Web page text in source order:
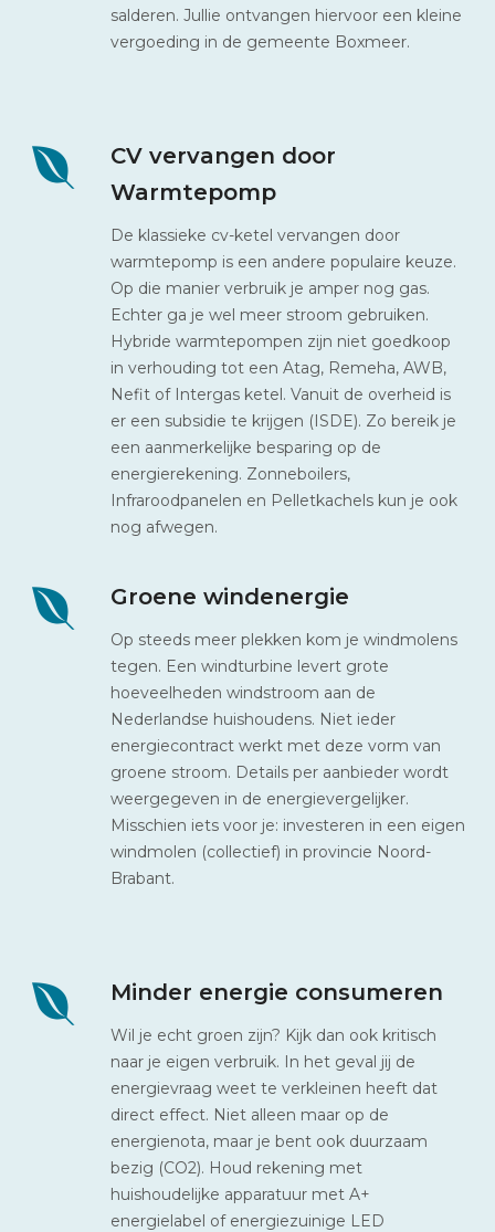
salderen. Jullie ontvangen hiervoor een kleine
vergoeding in de gemeente Boxmeer.
CV vervangen door
Warmtepomp
De klassieke cv-ketel vervangen door
warmtepomp is een andere populaire keuze.
Op die manier verbruik je amper nog gas.
Echter ga je wel meer stroom gebruiken.
Hybride warmtepompen zijn niet goedkoop
in verhouding tot een Atag, Remeha, AWB,
Nefit of Intergas ketel. Vanuit de overheid is
er een subsidie te krijgen (ISDE). Zo bereik je
een aanmerkelijke besparing op de
energierekening. Zonneboilers,
Infraroodpanelen en Pelletkachels kun je ook
nog afwegen.
Groene windenergie
Op steeds meer plekken kom je windmolens
tegen. Een windturbine levert grote
hoeveelheden windstroom aan de
Nederlandse huishoudens. Niet ieder
energiecontract werkt met deze vorm van
groene stroom. Details per aanbieder wordt
weergegeven in de energievergelijker.
Misschien iets voor je: investeren in een eigen
windmolen (collectief) in provincie Noord-
Brabant.
Minder energie consumeren
Wil je echt groen zijn? Kijk dan ook kritisch
naar je eigen verbruik. In het geval jij de
energievraag weet te verkleinen heeft dat
direct effect. Niet alleen maar op de
energienota, maar je bent ook duurzaam
bezig (CO2). Houd rekening met
huishoudelijke apparatuur met A+
energielabel of energiezuinige LED